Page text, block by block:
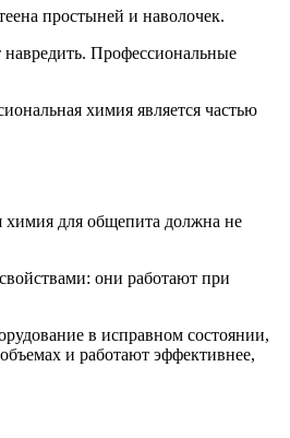
простыней и наволочек.
навредить. Профессиональные
химия является частью
химия для общепита должна не
они работают при
в исправном состоянии,
и работают эффективнее,